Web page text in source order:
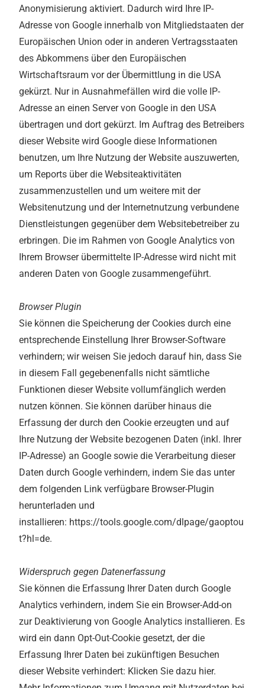
Anonymisierung aktiviert. Dadurch wird Ihre IP-
Adresse von Google innerhalb von Mitgliedstaaten der
Europäischen Union oder in anderen Vertragsstaaten
des Abkommens über den Europäischen
Wirtschaftsraum vor der Übermittlung in die USA
gekürzt. Nur in Ausnahmefällen wird die volle IP-
Adresse an einen Server von Google in den USA
übertragen und dort gekürzt. Im Auftrag des Betreibers
dieser Website wird Google diese Informationen
benutzen, um Ihre Nutzung der Website auszuwerten,
um Reports über die Websiteaktivitäten
zusammenzustellen und um weitere mit der
Websitenutzung und der Internetnutzung verbundene
Dienstleistungen gegenüber dem Websitebetreiber zu
erbringen. Die im Rahmen von Google Analytics von
Ihrem Browser übermittelte IP-Adresse wird nicht mit
anderen Daten von Google zusammengeführt.
Browser Plugin
Sie können die Speicherung der Cookies durch eine
entsprechende Einstellung Ihrer Browser-Software
verhindern; wir weisen Sie jedoch darauf hin, dass Sie
in diesem Fall gegebenenfalls nicht sämtliche
Funktionen dieser Website vollumfänglich werden
nutzen können. Sie können darüber hinaus die
Erfassung der durch den Cookie erzeugten und auf
Ihre Nutzung der Website bezogenen Daten (inkl. Ihrer
IP-Adresse) an Google sowie die Verarbeitung dieser
Daten durch Google verhindern, indem Sie das unter
dem folgenden Link verfügbare Browser-Plugin
herunterladen und
installieren: https://tools.google.com/dlpage/gaoptou
t?hl=de.
Widerspruch gegen Datenerfassung
Sie können die Erfassung Ihrer Daten durch Google
Analytics verhindern, indem Sie ein Browser-Add-on
zur Deaktivierung von Google Analytics installieren. Es
wird ein dann Opt-Out-Cookie gesetzt, der die
Erfassung Ihrer Daten bei zukünftigen Besuchen
dieser Website verhindert: Klicken Sie dazu hier.